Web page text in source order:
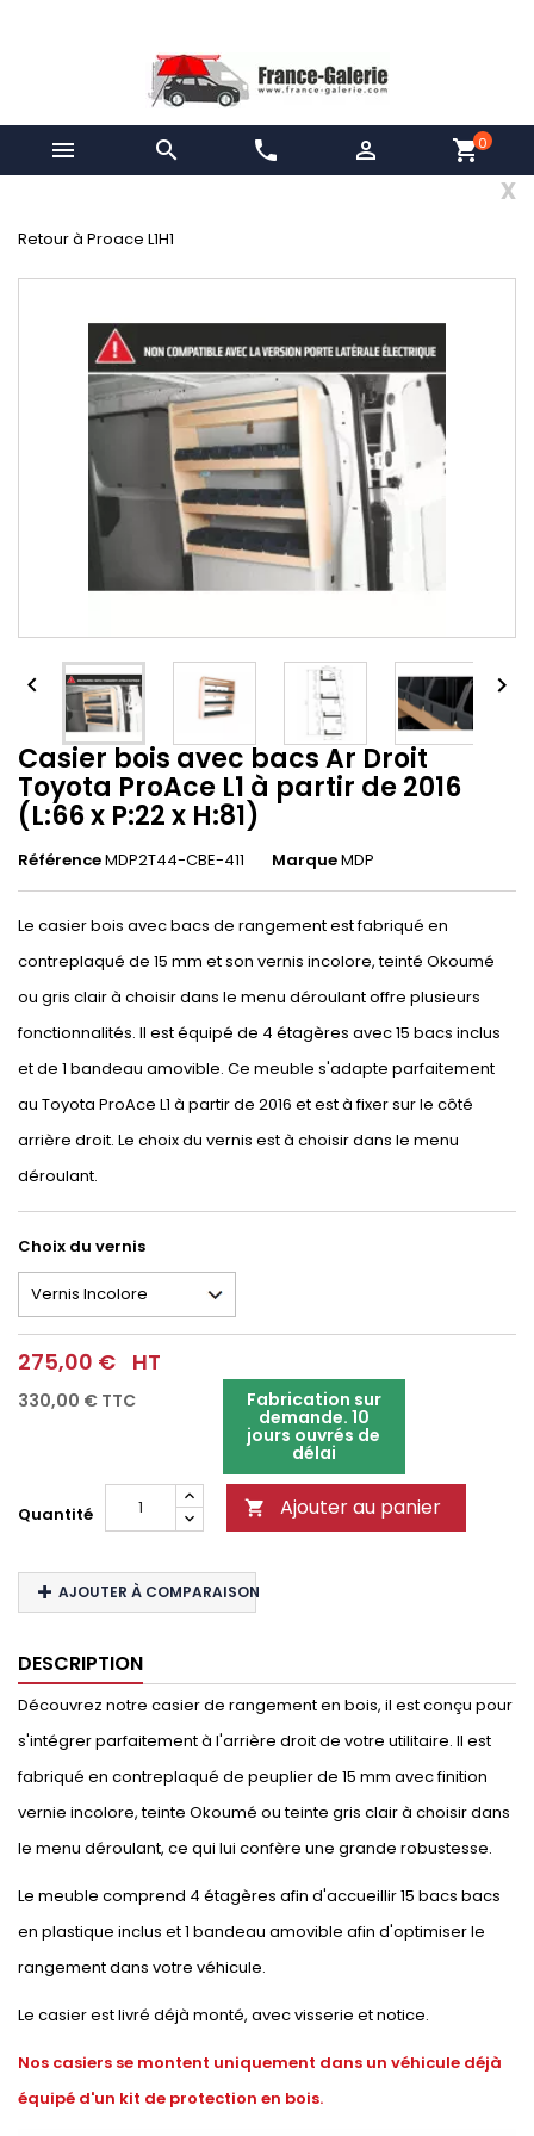
  phone  shopping_cart0
x
Retour à Proace L1H1
 
Casier bois avec bacs Ar Droit
Toyota ProAce L1 à partir de 2016
(L:66 x P:22 x H:81)
RéférenceMDP2T44-CBE-411 MarqueMDP
Le casier bois avec bacs de rangement est fabriqué en
contreplaqué de 15 mm et son vernis incolore, teinté Okoumé
ou gris clair à choisir dans le menu déroulant offre plusieurs
fonctionnalités. Il est équipé de 4 étagères avec 15 bacs inclus
et de 1 bandeau amovible. Ce meuble s'adapte parfaitement
au Toyota ProAce L1 à partir de 2016 et est à fixer sur le côté
arrière droit. Le choix du vernis est à choisir dans le menu
déroulant.
Choix du vernis
275,00 € HT
330,00 € TTC Fabrication sur
demande. 10
jours ouvrés de
délai
Quantité  Ajouter au panier
AJOUTER À COMPARAISON
DESCRIPTION
Découvrez notre casier de rangement en bois, il est conçu pour
s'intégrer parfaitement à l'arrière droit de votre utilitaire. Il est
fabriqué en contreplaqué de peuplier de 15 mm avec finition
vernie incolore, teinte Okoumé ou teinte gris clair à choisir dans
le menu déroulant, ce qui lui confère une grande robustesse.
Le meuble comprend 4 étagères afin d'accueillir 15 bacs bacs
en plastique inclus et 1 bandeau amovible afin d'optimiser le
rangement dans votre véhicule.
Le casier est livré déjà monté, avec visserie et notice.
Nos casiers se montent uniquement dans un véhicule déjà
équipé d'un kit de protection en bois.